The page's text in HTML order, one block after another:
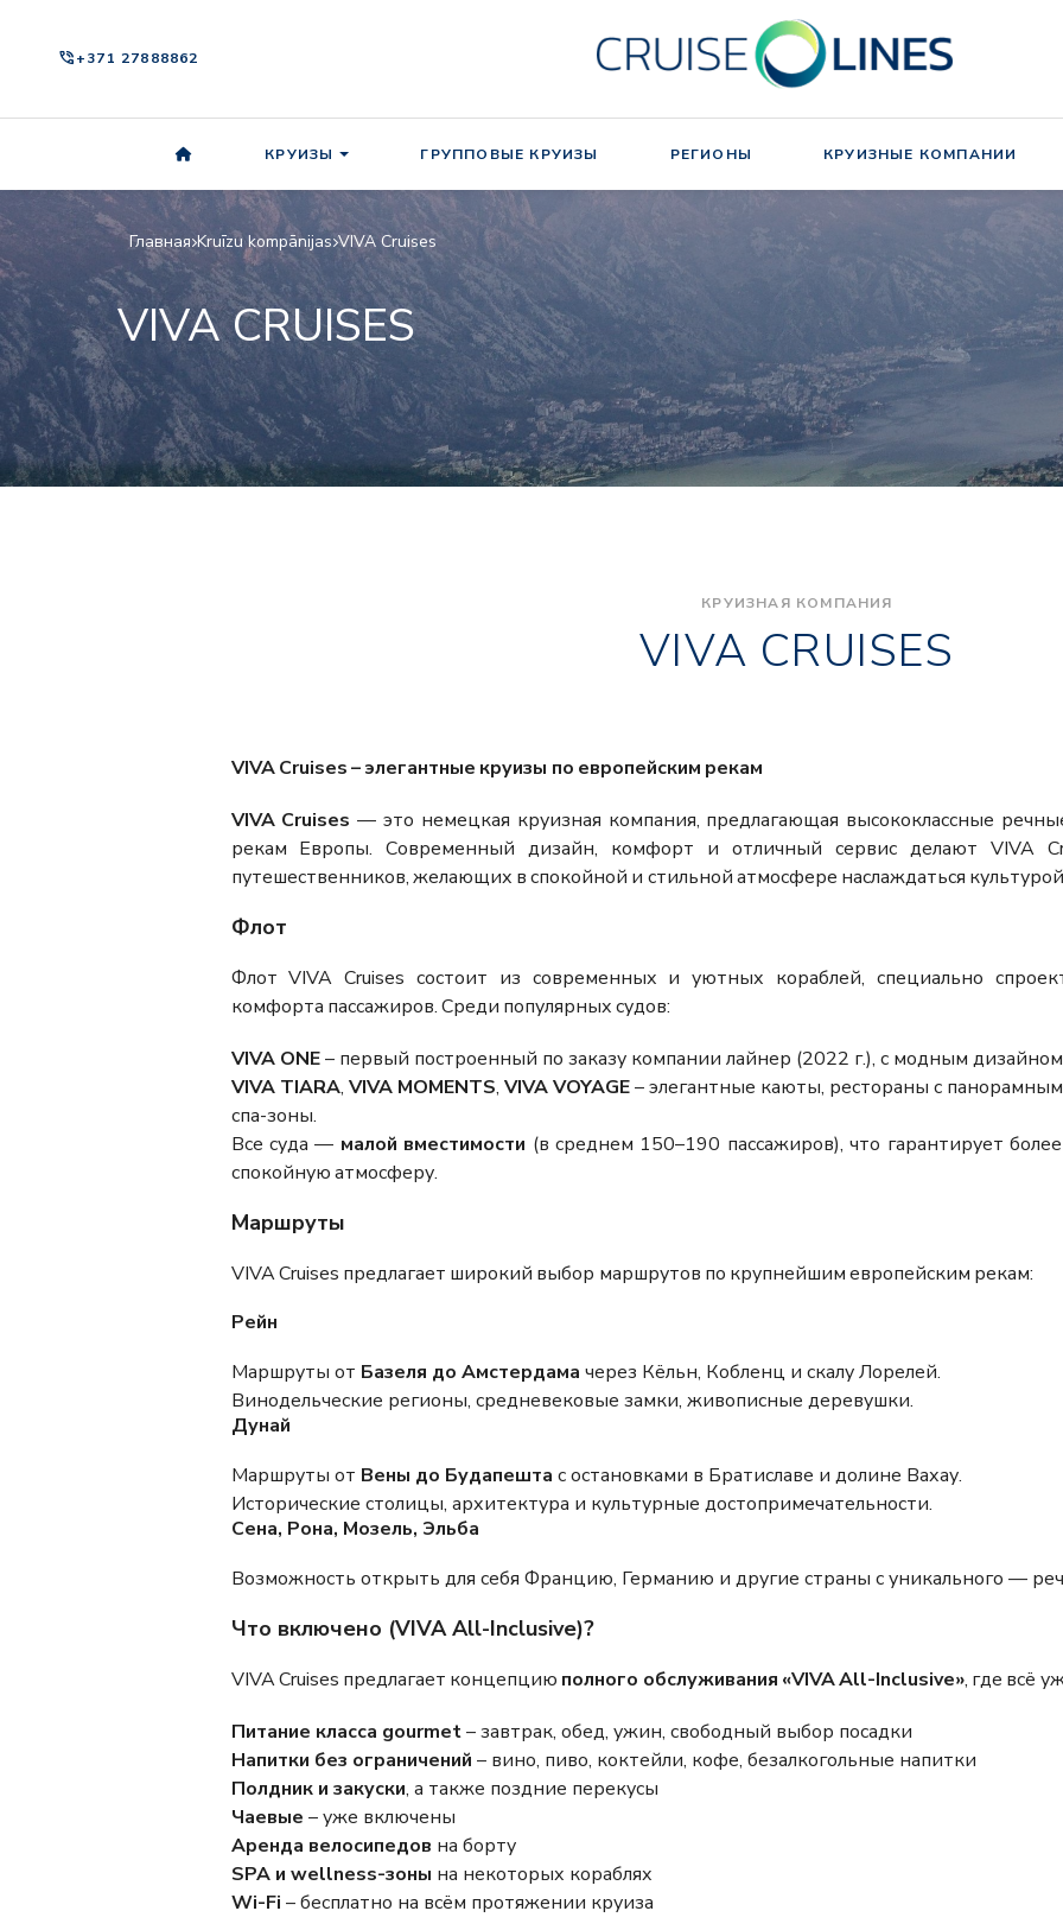
phone_in_talk+371 27888862
КРУИЗЫ ГРУППОВЫЕ КРУИЗЫ РЕГИОНЫ КРУИЗНЫЕ КОМПАНИИ
Главная Kruīzu kompānijas VIVA Cruises
VIVA CRUISES
КРУИЗНАЯ КОМПАНИЯ
VIVA CRUISES
VIVA Cruises – элегантные круизы по европейским рекам
VIVA Cruises — это немецкая круизная компания, предлагающая высококлассные
рекам Европы. Современный дизайн, комфорт и отличный сервис делают VIVA
путешественников, желающих в спокойной и стильной атмосфере наслаждаться
Флот
Флот VIVA Cruises состоит из современных и уютных кораблей, специально
комфорта пассажиров. Среди популярных судов:
VIVA ONE– первый построенный по заказу компании лайнер (2022 г.), с модным
VIVA TIARA, VIVA MOMENTS, VIVA VOYAGE– элегантные каюты, рестораны с
спа-зоны.
Все суда — малой вместимости (в среднем 150–190 пассажиров), что гарантирует
спокойную атмосферу.
Маршруты
VIVA Cruises предлагает широкий выбор маршрутов по крупнейшим европейским рекам:
Рейн
Маршруты от Базеля до Амстердама через Кёльн, Кобленц и скалу Лорелей.
Винодельческие регионы, средневековые замки, живописные деревушки.
Дунай
Маршруты от Вены до Будапешта с остановками в Братиславе и долине Вахау.
Исторические столицы, архитектура и культурные достопримечательности.
Сена, Рона, Мозель, Эльба
Возможность открыть для себя Францию, Германию и другие страны с уникального —
Что включено (VIVA All-Inclusive)?
VIVA Cruises предлагает концепцию полного обслуживания «VIVA All-Inclusive», где всё
Питание класса gourmet– завтрак, обед, ужин, свободный выбор посадки
Напитки без ограничений – вино, пиво, коктейли, кофе, безалкогольные напитки
Полдник и закуски, а также поздние перекусы
Чаевые – уже включены
Аренда велосипедов на борту
SPA и wellness-зоны на некоторых кораблях
Wi-Fi – бесплатно на всём протяжении круиза